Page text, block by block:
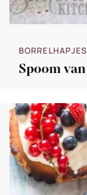
BORRELHAPJES
Spoom